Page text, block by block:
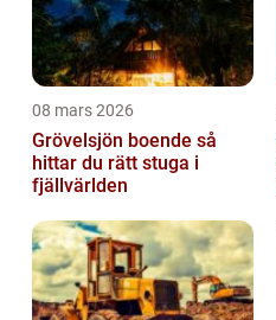
08 mars 2026
Grövelsjön boende så
hittar du rätt stuga i
fjällvärlden